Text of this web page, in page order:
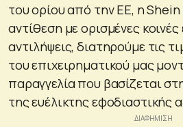
του ορίου από την ΕΕ, η
αντίθεση με ορισμένες
αντιλήψεις, διατηρούμε τις
του επιχειρηματικού μας
παραγγελία που βασίζεται
της ευέλικτης εφοδιαστικής